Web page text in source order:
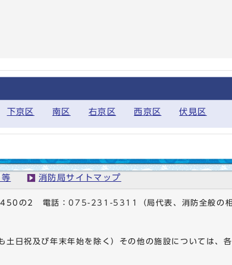
下京区 南区 右京区 西京区 伏見区
消防局サイトマップ
450の2 電話：075-231-5311 （局代表、消防全般
日祝及び年末年始を除く）その他の施設については、